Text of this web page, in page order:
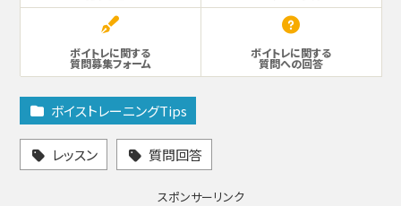
ボイトレに関する
質問募集フォーム
ボイトレに関する
質問への回答
ボイストレーニングTips
レッスン 質問回答
スポンサーリンク